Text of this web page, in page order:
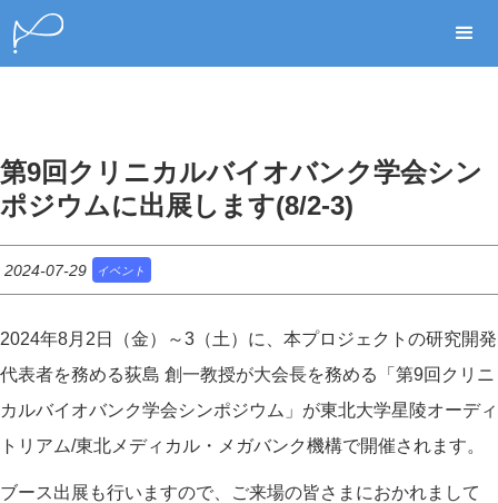
第9回クリニカルバイオバンク学会シン
ポジウムに出展します(8/2-3)
2024-07-29 イベント
2024年8月2日（金）～3（土）に、本プロジェクトの研究開発
代表者を務める荻島 創一教授が大会長を務める「第9回クリニ
カルバイオバンク学会シンポジウム」が東北大学星陵オーディ
トリアム/東北メディカル・メガバンク機構で開催されます。
ブース出展も行いますので、ご来場の皆さまにおかれまして